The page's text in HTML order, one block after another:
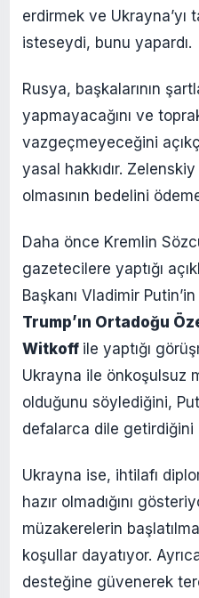
erdirmek ve Ukrayna’yı
isteseydi, bunu yapardı.
Rusya, başkalarının
yapmayacağını ve
vazgeçmeyeceğini
yasal hakkıdır.
olmasının bedelini
Daha önce Kremlin
gazetecilere yaptığı
Başkanı Vladimir Putin’in
Trump’ın Ortadoğu
Witkoff ile yaptığı
Ukrayna ile önkoşulsuz
olduğunu söylediğini,
defalarca dile getirdiğini
Ukrayna ise, ihtilafı
hazır olmadığını
müzakerelerin
koşullar dayatıyor.
desteğine güvenerek